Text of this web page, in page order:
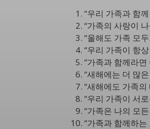
“우리 가족과 함
“가족의 사랑이
“올해도 가족 모
“우리 가족이 항
“가족과 함께라
“새해에는 더 많
“새해에도 가족
“우리 가족이 서
“가족은 나의 모
“가족과 함께하